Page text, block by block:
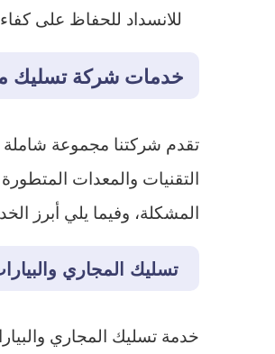
للانسداد للحفاظ على
خدمات شركة تسليك
تقدم شركتنا مجموعة
التقنيات والمعدات
المشكلة، وفيما يلي أبرز
تسليك المجاري
خدمة تسليك المجاري